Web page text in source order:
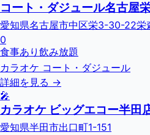
コート・ダジュール名古屋
愛知県名古屋市中区栄3-30-22栄
0
食事あり 飲み放題
カラオケ コート・ダジュール
詳細を見る →
🎤
カラオケ ビッグエコー半田
愛知県半田市出口町1-151